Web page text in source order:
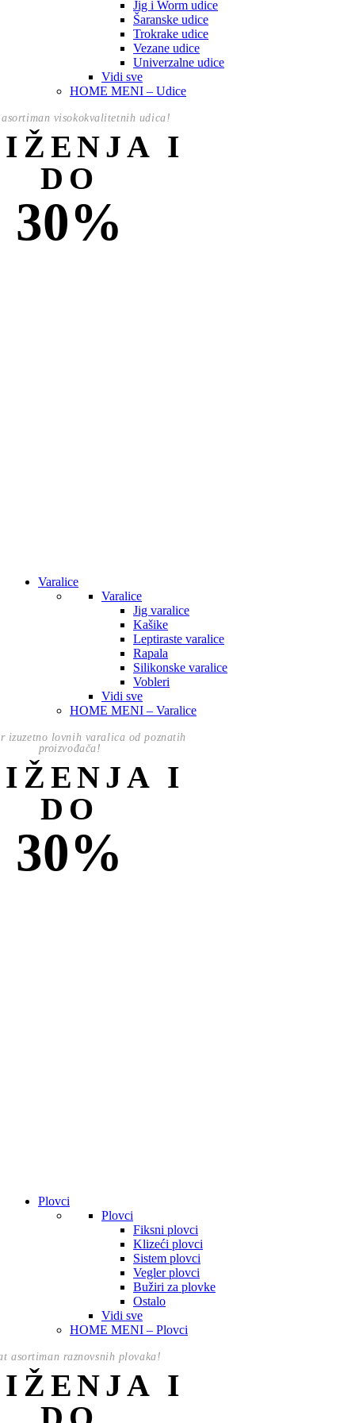
Jig i Worm udice
Šaranske udice
Trokrake udice
Vezane udice
Univerzalne udice
Vidi sve
HOME MENI – Udice
visokokvalitetnih udica!
I
DO
30%
Varalice
Varalice
Jig varalice
Kašike
Leptiraste varalice
Rapala
Silikonske varalice
Vobleri
Vidi sve
HOME MENI – Varalice
izuzetno lovnih varalica od poznatih
proizvođača!
I
DO
30%
Plovci
Plovci
Fiksni plovci
Klizeći plovci
Sistem plovci
Vegler plovci
Bužiri za plovke
Ostalo
Vidi sve
HOME MENI – Plovci
asortiman raznovsnih plovaka!
I